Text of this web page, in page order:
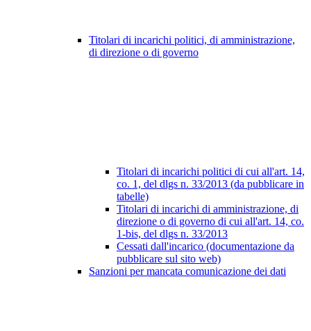
Titolari di incarichi politici, di amministrazione,
di direzione o di governo
Titolari di incarichi politici di cui all'art. 14,
co. 1, del dlgs n. 33/2013 (da pubblicare in
tabelle)
Titolari di incarichi di amministrazione, di
direzione o di governo di cui all'art. 14, co.
1-bis, del dlgs n. 33/2013
Cessati dall'incarico (documentazione da
pubblicare sul sito web)
Sanzioni per mancata comunicazione dei dati